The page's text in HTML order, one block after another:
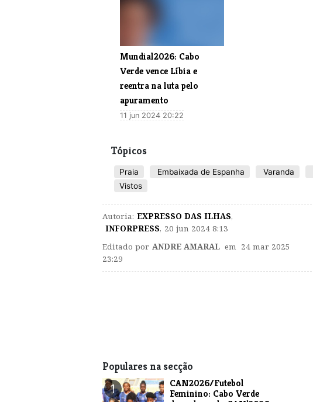
Mundial2026: Cabo
Verde vence Líbia e
reentra na luta pelo
apuramento
11 jun 2024 20:22
Tópicos
Praia Embaixada de Espanha Varanda
Vistos
Autoria: EXPRESSO DAS ILHAS,
INFORPRESS, 20 jun 2024 8:13
Editado por ANDRE AMARAL em 24 mar 2025
23:29
Populares na secção
1
CAN2026/Futebol
Feminino: Cabo Verde